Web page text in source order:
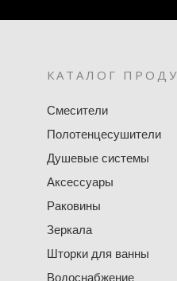
КАТАЛОГ
Смесители
Полотенцесушители
Душевые системы
Аксессуары
Раковины
Зеркала
Шторки для ванны
Водоснабжение